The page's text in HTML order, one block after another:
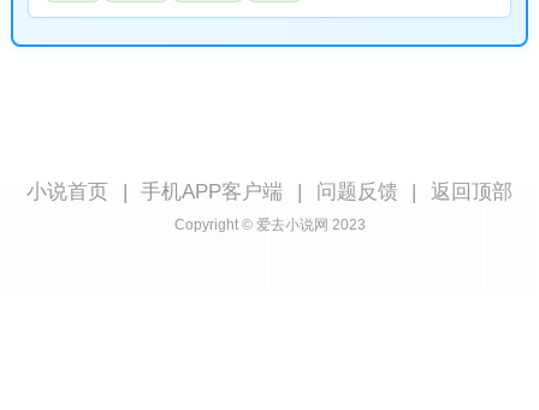
小说首页 手机APP客户端 问题反馈 返回顶部
Copyright © 爱去小说网 2023